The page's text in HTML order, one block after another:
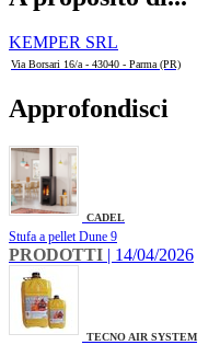
KEMPER SRL
Via Borsari 16/a - 43040 - Parma (PR)
Approfondisci
CADEL
Stufa a pellet Dune 9
PRODOTTI | 14/04/2026
TECNO AIR SYSTEM